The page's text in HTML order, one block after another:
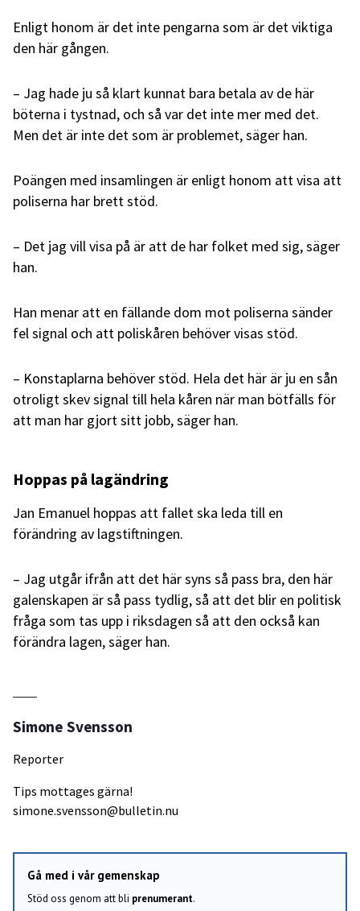
Enligt honom är det inte pengarna som är det viktiga
den här gången.
– Jag hade ju så klart kunnat bara betala av de här
böterna i tystnad, och så var det inte mer med det.
Men det är inte det som är problemet, säger han.
Poängen med insamlingen är enligt honom att visa att
poliserna har brett stöd.
– Det jag vill visa på är att de har folket med sig, säger
han.
Han menar att en fällande dom mot poliserna sänder
fel signal och att poliskåren behöver visas stöd.
– Konstaplarna behöver stöd. Hela det här är ju en sån
otroligt skev signal till hela kåren när man bötfälls för
att man har gjort sitt jobb, säger han.
Hoppas på lagändring
Jan Emanuel hoppas att fallet ska leda till en
förändring av lagstiftningen.
– Jag utgår ifrån att det här syns så pass bra, den här
galenskapen är så pass tydlig, så att det blir en politisk
fråga som tas upp i riksdagen så att den också kan
förändra lagen, säger han.
Simone Svensson
Reporter
Tips mottages gärna!
simone.svensson@bulletin.nu
Gå med i vår gemenskap
Stöd oss genom att bli prenumerant.